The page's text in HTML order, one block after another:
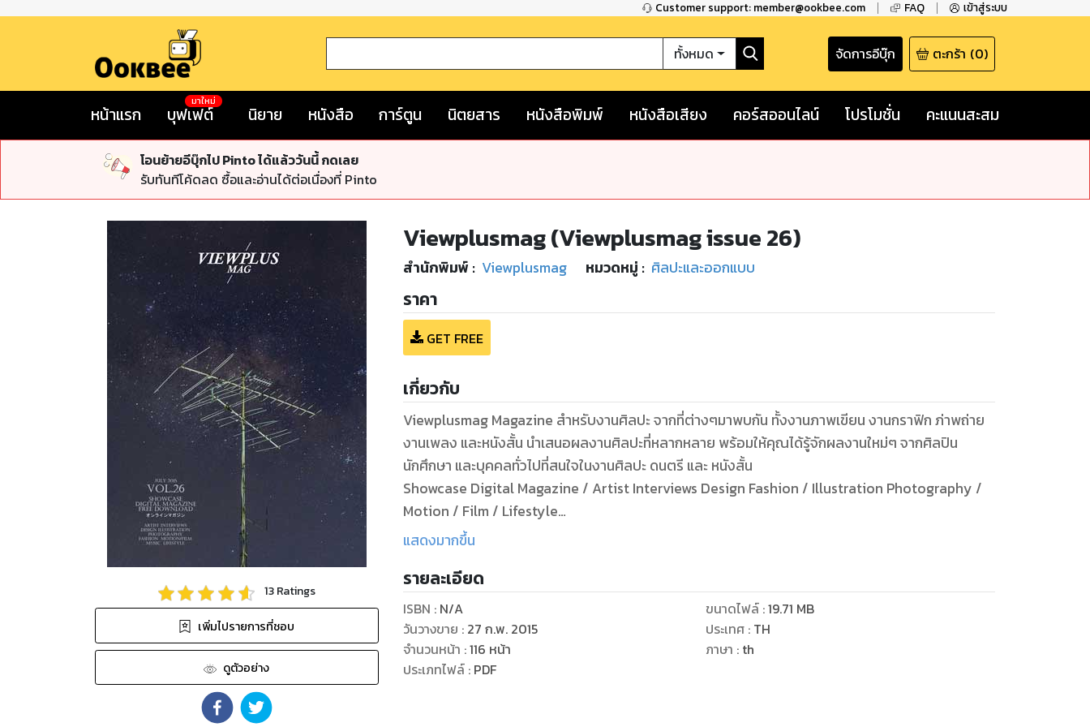
Customer support: member@ookbee.com FAQ เข้าสู่ระบบ
ทั้งหมด จัดการอีบุ๊ก ตะกร้า (0)
หน้าแรก บุฟเฟต์
มาใหม่
นิยาย หนังสือ การ์ตูน นิตยสาร หนังสือพิมพ์ หนังสือเสียง คอร์สออนไลน์ โปรโมชั่น คะแนนสะสม
โอนย้ายอีบุ๊กไป Pinto ได้แล้ววันนี้ กดเลย
รับทันทีโค้ดลด ซื้อและอ่านได้ต่อเนื่องที่ Pinto
13Ratings
เพิ่มไปรายการที่ชอบ
ดูตัวอย่าง
Viewplusmag (Viewplusmag issue 26)
สำนักพิมพ์ : Viewplusmag หมวดหมู่ : ศิลปะและออกแบบ
ราคา
GET FREE
เกี่ยวกับ
Viewplusmag Magazine สำหรับงานศิลปะ จากที่ต่างๆมาพบกัน ทั้งงานภาพเขียน งานกราฟิก ภ่าพถ่าย
งานเพลง และหนังสั้น นำเสนอผลงานศิลปะที่หลากหลาย พร้อมให้คุณได้รู้จักผลงานใหม่ๆ จากศิลปิน
นักศึกษา และบุคคลทั่วไปที่สนใจในงานศิลปะ ดนตรี และ หนังสั้น
Showcase Digital Magazine / Artist Interviews Design Fashion / Illustration Photography /
Motion / Film / Lifestyle
www.facebook.com/viewplusmag
แสดงมากขึ้น
รายละเอียด
ISBN : N/A
วันวางขาย : 27 ก.พ. 2015
จำนวนหน้า :116 หน้า
ประเภทไฟล์: PDF
ขนาดไฟล์:19.71 MB
ประเทศ : TH
ภาษา : th